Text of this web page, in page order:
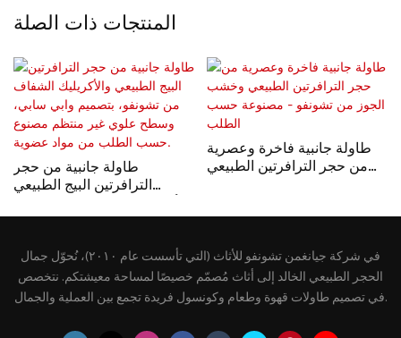
المنتجات ذات الصلة
طاولة جانبية من حجر
الترافرتين البيج الطبيعي
حسب الطلب من مواد عضوية.
طاولة جانبية فاخرة وعصرية
من حجر الترافرتين الطبيعي
في شركة جيانغمن تشونفو للأثاث (التي تأسست عام ٢٠١٠)، نُحوّل جمال
الحجر الطبيعي الخالد إلى أثاث مُصمّم خصيصًا لمساحة معيشتكم. نتخصص
في تصميم طاولات قهوة وطعام وكونسول فريدة تجمع بين العملية والجمال.